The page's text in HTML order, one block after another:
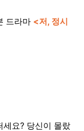
드라마 <저, 정시
세요? 당신이 몰랐